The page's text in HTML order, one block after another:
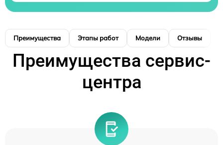
Преимущества Этапы работ Модели Отзывы
Преимущества сервис-
центра